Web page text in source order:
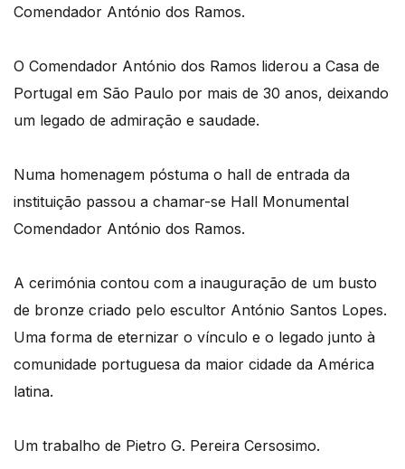
Comendador António dos Ramos.
O Comendador António dos Ramos liderou a Casa de
Portugal em São Paulo por mais de 30 anos, deixando
um legado de admiração e saudade.
Numa homenagem póstuma o hall de entrada da
instituição passou a chamar-se Hall Monumental
Comendador António dos Ramos.
A cerimónia contou com a inauguração de um busto
de bronze criado pelo escultor António Santos Lopes.
Uma forma de eternizar o vínculo e o legado junto à
comunidade portuguesa da maior cidade da América
latina.
Um trabalho de Pietro G. Pereira Cersosimo.